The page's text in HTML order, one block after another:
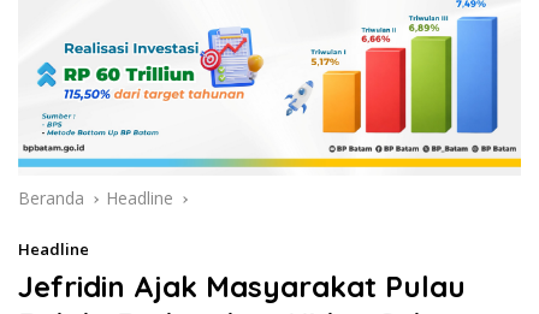
Beranda Headline
Headline
Jefridin Ajak Masyarakat Pulau